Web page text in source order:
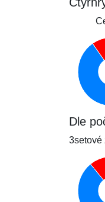
Dle
3setové